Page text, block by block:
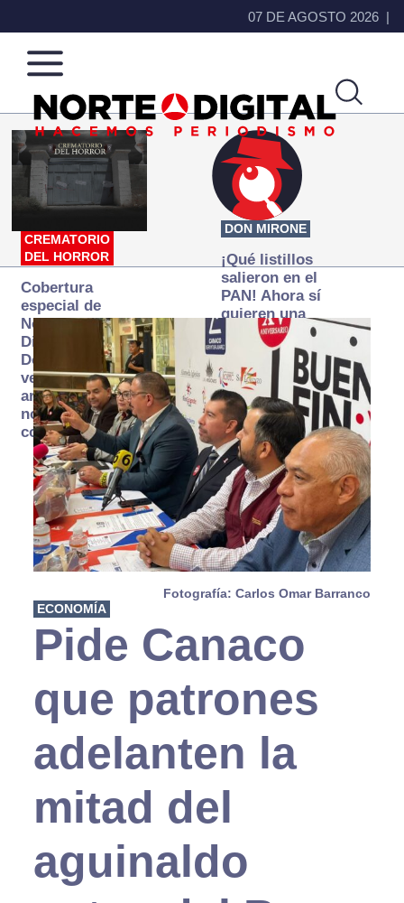
07 DE AGOSTO 2026
Norte
de
Ciudad
Más
que
noticias,
hacemos periodismo
CREMATORIO
DEL HORROR
Cobertura
especial de
Norte
Digital:
Donde la
verdad
arde… pero
no se
consume
DON MIRONE
¡Qué listillos
salieron en el
PAN! Ahora sí
quieren una
Fiscalía
autónoma… y
transexenal
Fotografía: Carlos Omar Barranco
ECONOMÍA
Pide Canaco
que patrones
adelanten la
mitad del
aguinaldo